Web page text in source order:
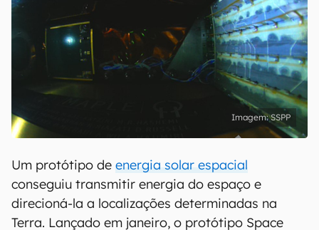
SSPP
Um protótipo de energia solar espacial
conseguiu transmitir energia do espaço e
direcioná-la a localizações determinadas na
Terra. Lançado em janeiro, o protótipo Space